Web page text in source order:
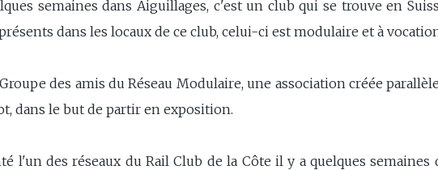
semaines dans Aiguillages, c'est un club qui se trouve en
dans les locaux de ce club, celui-ci est modulaire et à
des amis du Réseau Modulaire, une association créée
dans le but de partir en exposition.
l'un des réseaux du Rail Club de la Côte il y a quelques semaines